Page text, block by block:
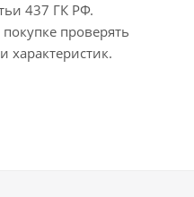
437 ГК РФ.
проверять